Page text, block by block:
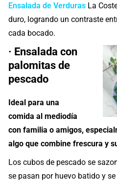
Ensalada de Verduras La
duro, logrando un contraste
cada bocado.
· Ensalada con
palomitas de
pescado
Ideal para una
comida al mediodía
con familia o amigos,
algo que combine frescura y
Los cubos de pescado se
se pasan por huevo batido y